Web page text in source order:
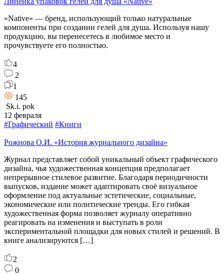
«Native» — бренд, использующий только натуральные
компоненты при создании гелей для душа. Используя нашу
продукцию, вы перенесетесь в любимое место и
прочувствуете его полностью.
4
2
1
145
Sk.i. pok
12 февраля
#Графический #Книги
Рожнова О.И. «История журнального дизайна»
Журнал представляет собой уникальный объект графического
дизайна, чья художественная концепция предполагает
непрерывное стилевое развитие. Благодаря периодичности
выпусков, издание может адаптировать своё визуальное
оформление под актуальные эстетические, социальные,
экономические или политические тренды. Его гибкая
художественная форма позволяет журналу оперативно
реагировать на изменения и выступать в роли
экспериментальной площадки для новых стилей и решений. В
книге анализируются […]
2
0